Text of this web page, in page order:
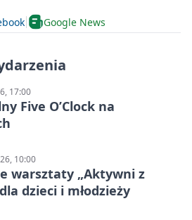
Google News
17:00
Five O’Clock na
10:00
warsztaty „Aktywni z
dzieci i młodzieży